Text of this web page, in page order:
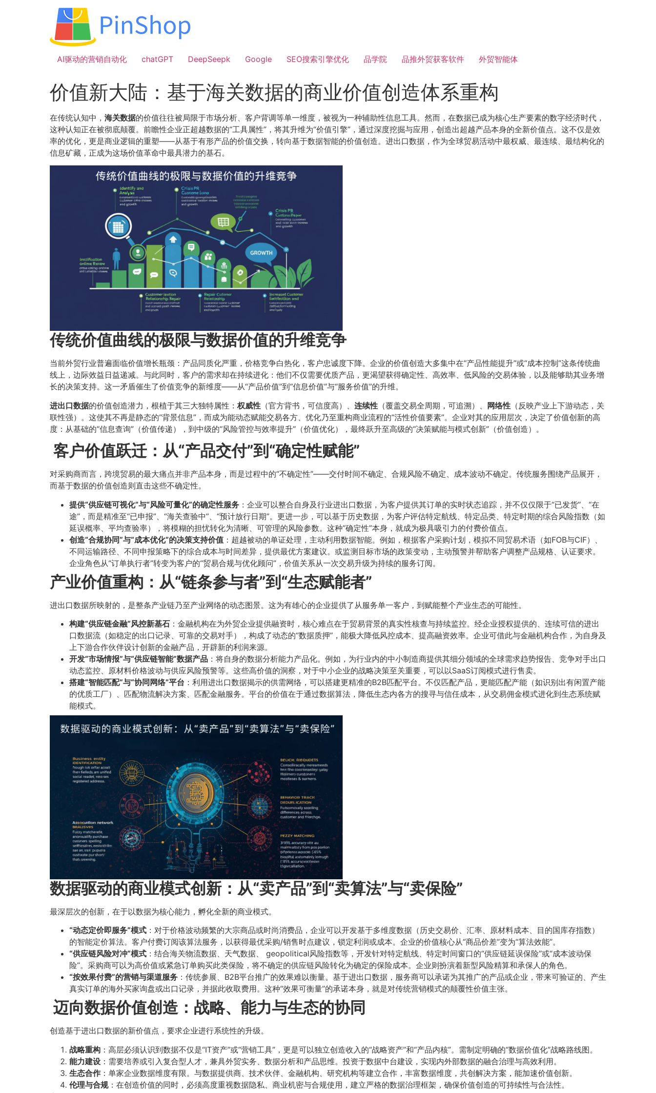
AI驱动的营销自动化
chatGPT DeepSeepk Google SEO搜索引擎优化 品学院 品推外贸获客软件 外贸智能体
价值新大陆：基于海关数据的商业价值创造体系重构
在传统认知中， 海关数据的价值往往被局限于市场分析、客户背调等单一维度，被视为一种辅助性信息工具。然而，在数据已成为核心生产要素的数字经济时代，
这种认知正在被彻底颠覆。前瞻性企业正超越数据的“工具属性”，将其升维为“价值引擎”，通过深度挖掘与应用，创造出超越产品本身的全新价值点。这不仅是效
率的优化，更是商业逻辑的重塑——从基于有形产品的价值交换，转向基于数据智能的价值创造。进出口数据，作为全球贸易活动中最权威、最连续、最结构化的
信息矿藏，正成为这场价值革命中最具潜力的基石。
传统价值曲线的极限与数据价值的升维竞争
当前外贸行业普遍面临价值增长瓶颈：产品同质化严重，价格竞争白热化，客户忠诚度下降。企业的价值创造大多集中在“产品性能提升”或“成本控制”这条传统曲
线上，边际效益日益递减。与此同时，客户的需求却在持续进化：他们不仅需要优质产品，更渴望获得确定性、高效率、低风险的交易体验，以及能够助其业务增
长的决策支持。这一矛盾催生了价值竞争的新维度——从“产品价值”到“信息价值”与“服务价值”的升维。
进出口数据的价值创造潜力，根植于其三大独特属性： 权威性 （官方背书，可信度高）、 连续性 （覆盖交易全周期，可追溯）、 网络性 （反映产业上下游动态，关
联性强）。这使其不再是静态的“背景信息”，而成为能动态赋能交易各方、优化乃至重构商业流程的“活性价值要素”。企业对其的应用层次，决定了价值创新的高
度：从基础的“信息查询”（价值传递），到中级的“风险管控与效率提升”（价值优化），最终跃升至高级的“决策赋能与模式创新”（价值创造）。
客户价值跃迁：从“产品交付”到“确定性赋能”
对采购商而言，跨境贸易的最大痛点并非产品本身，而是过程中的“不确定性”——交付时间不确定、合规风险不确定、成本波动不确定。传统服务围绕产品展开，
而基于数据的价值创造则直击这些不确定性。
提供“供应链可视化”与“风险可量化”的确定性服务 ：企业可以整合自身及行业进出口数据，为客户提供其订单的实时状态追踪，并不仅仅限于“已发货”、“在
途”，而是精准至“已申报”、“海关查验中”、“预计放行日期”。更进一步，可以基于历史数据，为客户评估特定航线、特定品类、特定时期的综合风险指数（如
延误概率、平均查验率），将模糊的担忧转化为清晰、可管理的风险参数。这种“确定性”本身，就成为极具吸引力的付费价值点。
创造“合规协同”与“成本优化”的决策支持价值 ：超越被动的单证处理，主动利用数据智能。例如，根据客户采购计划，模拟不同贸易术语（如FOB与CIF）、
不同运输路径、不同申报策略下的综合成本与时间差异，提供最优方案建议。或监测目标市场的政策变动，主动预警并帮助客户调整产品规格、认证要求。
企业角色从“订单执行者”转变为客户的“贸易合规与优化顾问”，价值关系从一次交易升级为持续的服务订阅。
产业价值重构：从“链条参与者”到“生态赋能者”
进出口数据所映射的，是整条产业链乃至产业网络的动态图景。这为有雄心的企业提供了从服务单一客户，到赋能整个产业生态的可能性。
构建“供应链金融”风控新基石 ：金融机构在为外贸企业提供融资时，核心难点在于贸易背景的真实性核查与持续监控。经企业授权提供的、连续可信的进出
口数据流（如稳定的出口记录、可靠的交易对手），构成了动态的“数据质押”，能极大降低风控成本、提高融资效率。企业可借此与金融机构合作，为自身及
上下游合作伙伴设计创新的金融产品，开辟新的利润来源。
开发“市场情报”与“供应链智能”数据产品 ：将自身的数据分析能力产品化。例如，为行业内的中小制造商提供其细分领域的全球需求趋势报告、竞争对手出口
动态监控、原材料价格波动与供应风险预警等。这些高价值的洞察，对于中小企业的战略决策至关重要，可以以SaaS订阅模式进行售卖。
搭建“智能匹配”与“协同网络”平台 ：利用进出口数据揭示的供需网络，可以搭建更精准的B2B匹配平台。不仅匹配产品，更能匹配产能（如识别出有闲置产能
的优质工厂）、匹配物流解决方案、匹配金融服务。平台的价值在于通过数据算法，降低生态内各方的搜寻与信任成本，从交易佣金模式进化到生态系统赋
能模式。
数据驱动的商业模式创新：从“卖产品”到“卖算法”与“卖保险”
最深层次的创新，在于以数据为核心能力，孵化全新的商业模式。
“动态定价即服务”模式 ：对于价格波动频繁的大宗商品或时尚消费品，企业可以开发基于多维度数据（历史交易价、汇率、原材料成本、目的国库存指数）
的智能定价算法。客户付费订阅该算法服务，以获得最优采购/销售时点建议，锁定利润或成本。企业的价值核心从“商品价差”变为“算法效能”。
“供应链风险对冲”模式 ：结合海关物流数据、天气数据、 geopolitical风险指数等，开发针对特定航线、特定时间窗口的“供应链延误保险”或“成本波动保
险”。采购商可以为高价值或紧急订单购买此类保险，将不确定的供应链风险转化为确定的保险成本。企业则扮演着新型风险精算和承保人的角色。
“按效果付费”的营销与渠道服务 ：传统参展、B2B平台推广的效果难以衡量。基于进出口数据，服务商可以承诺为其推广的产品或企业，带来可验证的、产生
真实订单的海外买家询盘或出口记录，并据此收取费用。这种“效果可衡量”的承诺本身，就是对传统营销模式的颠覆性价值主张。
迈向数据价值创造：战略、能力与生态的协同
创造基于进出口数据的新价值点，要求企业进行系统性的升级。
战略重构 ：高层必须认识到数据不仅是“IT资产”或“营销工具”，更是可以独立创造收入的“战略资产”和“产品内核”。需制定明确的“数据价值化”战略路线图。
能力建设 ：需要培养或引入复合型人才，兼具外贸实务、数据分析和产品思维。投资于数据中台建设，实现内外部数据的融合治理与高效利用。
生态合作 ：单家企业数据维度有限。与数据提供商、技术伙伴、金融机构、研究机构等建立合作，丰富数据维度，共创解决方案，能加速价值创新。
伦理与合规：在创造价值的同时，必须高度重视数据隐私、商业机密与合规使用，建立严格的数据治理框架，确保价值创造的可持续性与合法性。